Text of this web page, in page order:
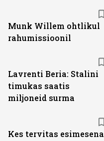
Munk Willem ohtlikul
rahumissioonil
Lavrenti Beria: Stalini
timukas saatis
miljoneid surma
Kes tervitas esimesena